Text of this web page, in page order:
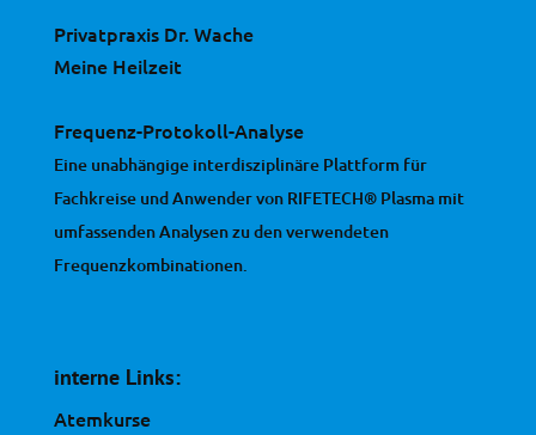
Privatpraxis Dr. Wache
Meine Heilzeit
Frequenz-Protokoll-Analyse
Eine unabhängige interdisziplinäre Plattform für
Fachkreise und Anwender von RIFETECH® Plasma mit
umfassenden Analysen zu den verwendeten
Frequenzkombinationen.
interne Links:
Atemkurse